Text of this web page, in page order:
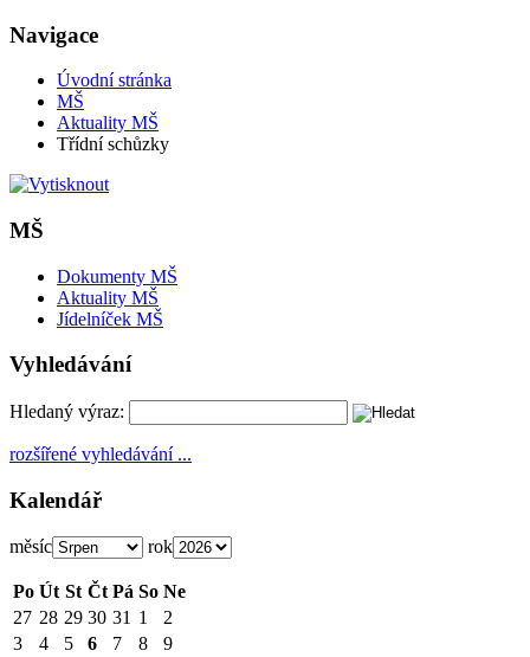
Navigace
Úvodní stránka
MŠ
Aktuality MŠ
Třídní schůzky
MŠ
Dokumenty MŠ
Aktuality MŠ
Jídelníček MŠ
Vyhledávání
Hledaný výraz:
rozšířené vyhledávání ...
Kalendář
měsíc rok
Po Út St Čt Pá So Ne
27 28 29 30 31 1
2
3
4 5 6 7 8
9